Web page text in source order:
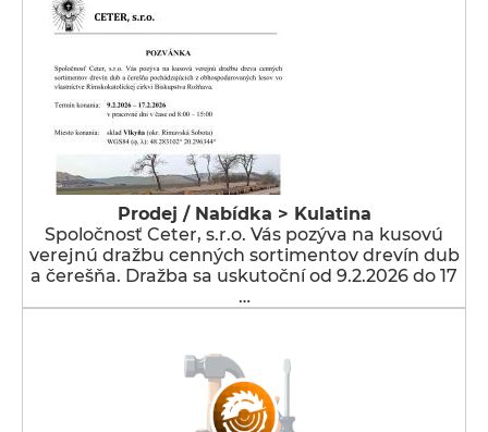
Prodej / Nabídka > Kulatina
Spoločnosť Ceter, s.r.o. Vás pozýva na kusovú
verejnú dražbu cenných sortimentov drevín dub
a čerešňa. Dražba sa uskutoční od 9.2.2026 do 17
…